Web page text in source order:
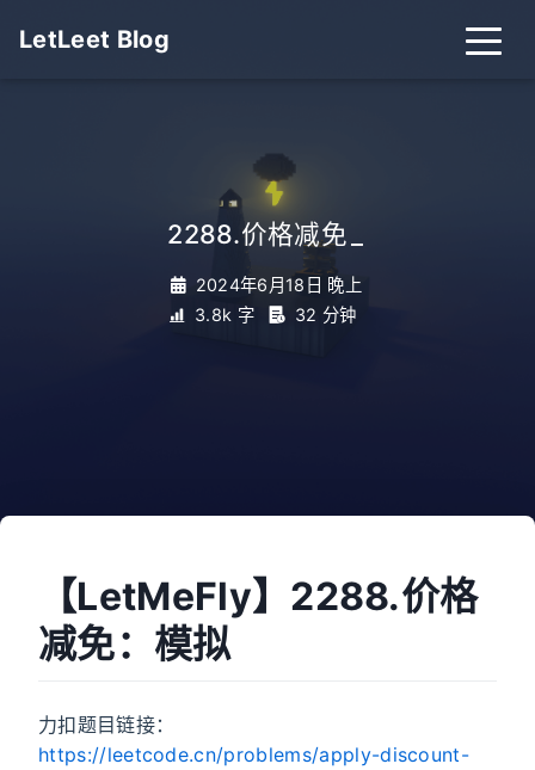
LetLeet Blog
2288.价格减免
2024年6月18日 晚上
3.8k 字
32 分钟
【LetMeFly】2288.价格
减免：模拟
力扣题目链接：
https://leetcode.cn/problems/apply-discount-